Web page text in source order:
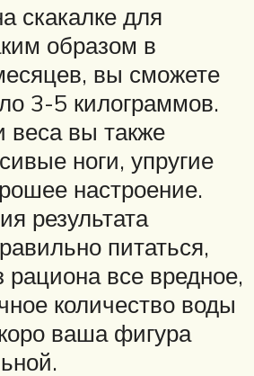
скакалке для
образом в
вы сможете
3-5 килограммов.
веса вы также
ноги, упругие
настроение.
результата
питаться,
рациона все вредное,
количество воды
ваша фигура